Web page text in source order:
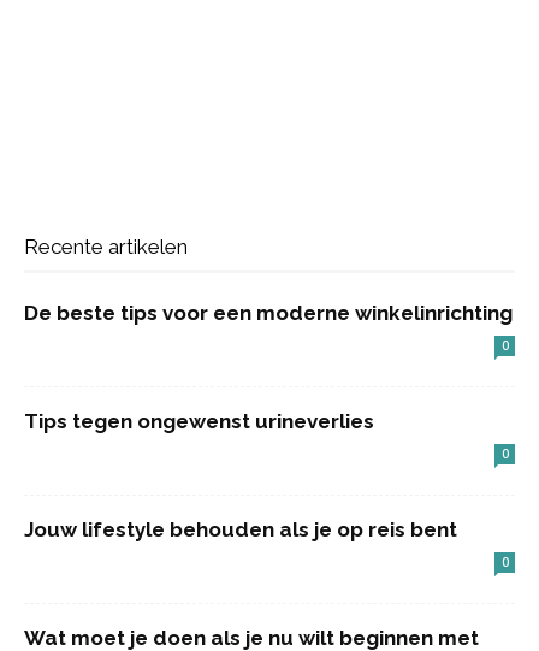
Recente artikelen
De beste tips voor een moderne winkelinrichting
0
Tips tegen ongewenst urineverlies
0
Jouw lifestyle behouden als je op reis bent
0
Wat moet je doen als je nu wilt beginnen met